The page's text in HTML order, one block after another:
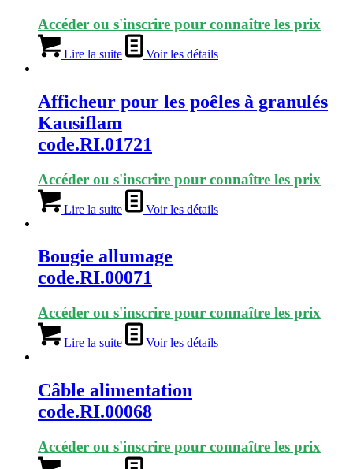
Accéder ou s'inscrire pour connaître les prix
Lire la suite Voir les détails
Afficheur pour les poêles à granulés
Kausiflam
code.RI.01721
Accéder ou s'inscrire pour connaître les prix
Lire la suite Voir les détails
Bougie allumage
code.RI.00071
Accéder ou s'inscrire pour connaître les prix
Lire la suite Voir les détails
Câble alimentation
code.RI.00068
Accéder ou s'inscrire pour connaître les prix